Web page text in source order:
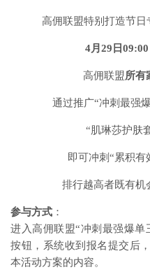
高佣联盟特别打造节日
4月29日
高佣联盟所有
通过推广“冲刺最强
“肌琳莎护肤
即可冲刺“累积有
排行越高者既有机
参与方式 ：
进入高佣联盟“冲刺最强爆单
按钮，系统收到报名提交后
本活动方案的内容。